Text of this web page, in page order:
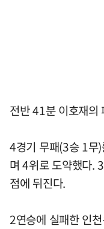
전반 41분 이호재의
4경기 무패(3승 1무
며 4위로 도약했다.
점에 뒤진다.
2연승에 실패한 인